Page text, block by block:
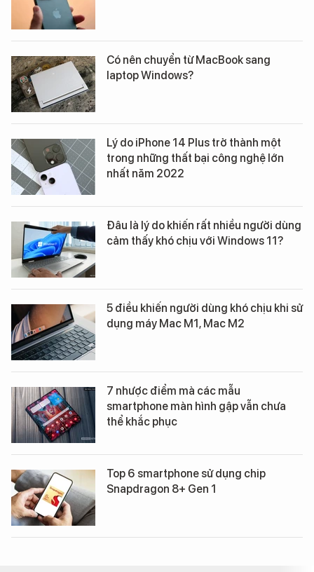
Có nên chuyển từ MacBook sang
laptop Windows?
Lý do iPhone 14 Plus trở thành một
trong những thất bại công nghệ lớn
nhất năm 2022
Đâu là lý do khiến rất nhiều người dùng
cảm thấy khó chịu với Windows 11?
5 điều khiến người dùng khó chịu khi sử
dụng máy Mac M1, Mac M2
7 nhược điểm mà các mẫu
smartphone màn hình gập vẫn chưa
thể khắc phục
Top 6 smartphone sử dụng chip
Snapdragon 8+ Gen 1